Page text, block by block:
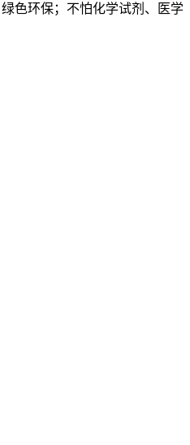
色环保；不怕化学试剂、医学